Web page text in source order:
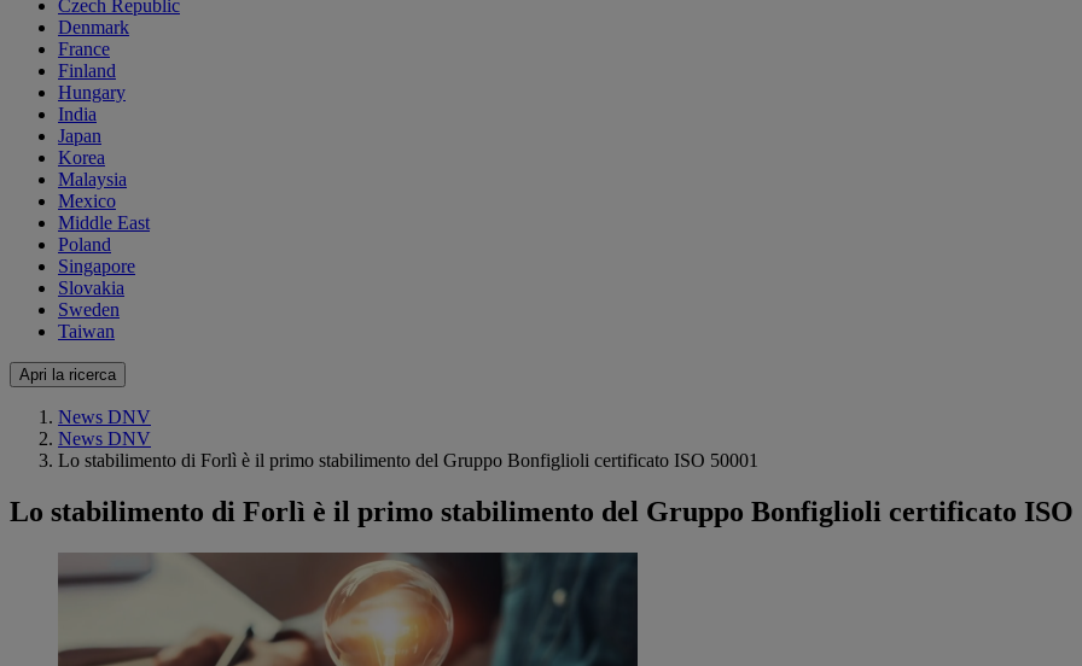
Czech Republic
Denmark
France
Finland
Hungary
India
Japan
Korea
Malaysia
Mexico
Middle East
Poland
Singapore
Slovakia
Sweden
Taiwan
Apri la ricerca
News DNV
News DNV
Lo stabilimento di Forlì è il primo stabilimento del Gruppo Bonfiglioli certificato ISO 50001
Lo stabilimento di Forlì è il primo stabilimento del Gruppo Bonfiglioli certificato ISO